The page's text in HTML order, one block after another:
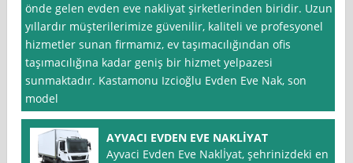
önde gelen evden eve nakliyat şirketlerinden biridir. Uzun
yıllardır müşterilerimize güvenilir, kaliteli ve profesyonel
hizmetler sunan firmamız, ev taşımacılığından ofis
taşımacılığına kadar geniş bir hizmet yelpazesi
sunmaktadır. Kastamonu Izcioğlu Evden Eve Nak, son
model
AYVACI EVDEN EVE NAKLİYAT
Ayvaci Evden Eve Naklİyat, şehrinizdeki en